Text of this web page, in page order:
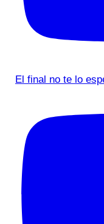
El final no te lo